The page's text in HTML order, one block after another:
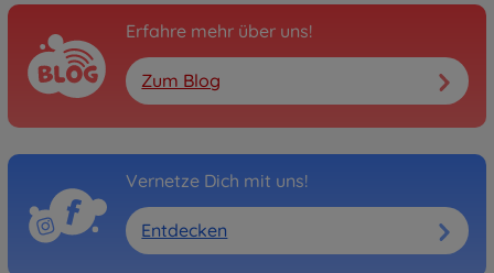
Erfahre mehr über uns!
Zum Blog
Vernetze Dich mit uns!
Entdecken